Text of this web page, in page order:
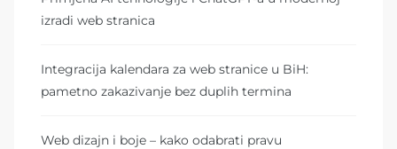
izradi web stranica
Integracija kalendara za web stranice u BiH:
pametno zakazivanje bez duplih termina
Web dizajn i boje – kako odabrati pravu